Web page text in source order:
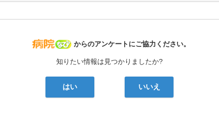
病院なび
からのアンケートにご協力ください。
知りたい情報は見つかりましたか?
はい いいえ